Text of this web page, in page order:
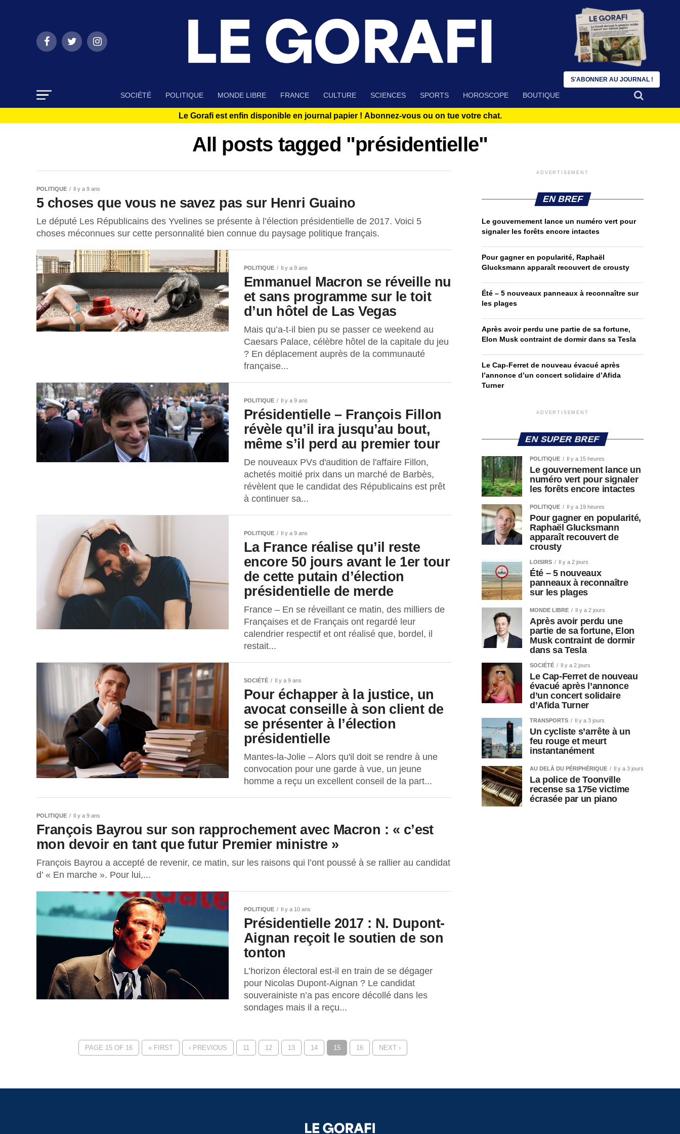
SOCIÉTÉ POLITIQUE MONDE LIBRE FRANCE CULTURE SCIENCES SPORTS HOROSCOPE BOUTIQUE
Le Gorafi est enfin disponible en journal papier ! Abonnez-vous ou on tue votre chat.
All posts tagged "présidentielle"
POLITIQUE Il y a 9 ans
5 choses que vous ne savez pas sur Henri Guaino
Le député Les Républicains des Yvelines se présente à l’élection présidentielle de 2017. Voici 5
choses méconnues sur cette personnalité bien connue du paysage politique français.
POLITIQUE Il y a 9 ans
Emmanuel Macron se réveille nu
et sans programme sur le toit
d’un hôtel de Las Vegas
Mais qu’a-t-il bien pu se passer ce weekend au
Caesars Palace, célèbre hôtel de la capitale du jeu
? En déplacement auprès de la communauté
française...
POLITIQUE Il y a 9 ans
Présidentielle – François Fillon
révèle qu’il ira jusqu’au bout,
même s’il perd au premier tour
De nouveaux PVs d'audition de l'affaire Fillon,
achetés moitié prix dans un marché de Barbès,
révèlent que le candidat des Républicains est prêt
à continuer sa...
POLITIQUE Il y a 9 ans
La France réalise qu’il reste
encore 50 jours avant le 1er tour
de cette putain d’élection
présidentielle de merde
France – En se réveillant ce matin, des milliers de
Françaises et de Français ont regardé leur
calendrier respectif et ont réalisé que, bordel, il
restait...
SOCIÉTÉ Il y a 9 ans
Pour échapper à la justice, un
avocat conseille à son client de
se présenter à l’élection
présidentielle
Mantes-la-Jolie – Alors qu'il doit se rendre à une
convocation pour une garde à vue, un jeune
homme a reçu un excellent conseil de la part...
POLITIQUE Il y a 9 ans
François Bayrou sur son rapprochement avec Macron : « c’est
mon devoir en tant que futur Premier ministre »
François Bayrou a accepté de revenir, ce matin, sur les raisons qui l’ont poussé à se rallier au candidat
d’ « En marche ». Pour lui,...
POLITIQUE Il y a 10 ans
Présidentielle 2017 : N. Dupont-
Aignan reçoit le soutien de son
tonton
L’horizon électoral est-il en train de se dégager
pour Nicolas Dupont-Aignan ? Le candidat
souverainiste n’a pas encore décollé dans les
sondages mais il a reçu...
PAGE 15 OF 16 « FIRST ‹ PREVIOUS 11 12 13 14 15 16 NEXT ›
ADVERTISEMENT
EN BREF
Le gouvernement lance un numéro vert pour
signaler les forêts encore intactes
Pour gagner en popularité, Raphaël
Glucksmann apparaît recouvert de crousty
Été – 5 nouveaux panneaux à reconnaître sur
les plages
Après avoir perdu une partie de sa fortune,
Elon Musk contraint de dormir dans sa Tesla
Le Cap-Ferret de nouveau évacué après
l’annonce d’un concert solidaire d’Afida
Turner
ADVERTISEMENT
EN SUPER BREF
POLITIQUE Il y a 15 heures
Le gouvernement lance un
numéro vert pour signaler
les forêts encore intactes
POLITIQUE Il y a 19 heures
Pour gagner en popularité,
Raphaël Glucksmann
apparaît recouvert de
crousty
LOISIRS Il y a 2 jours
Été – 5 nouveaux
panneaux à reconnaître
sur les plages
MONDE LIBRE Il y a 2 jours
Après avoir perdu une
partie de sa fortune, Elon
Musk contraint de dormir
dans sa Tesla
SOCIÉTÉ Il y a 2 jours
Le Cap-Ferret de nouveau
évacué après l’annonce
d’un concert solidaire
d’Afida Turner
TRANSPORTS Il y a 3 jours
Un cycliste s’arrête à un
feu rouge et meurt
instantanément
AU DELÀ DU PÉRIPHÉRIQUE Il y a 3 jours
La police de Toonville
recense sa 175e victime
écrasée par un piano
S'ABONNER AU JOURNAL !